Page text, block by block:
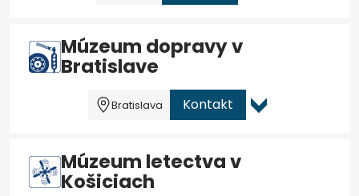
Múzeum dopravy v
Bratislave
Bratislava Kontakt
Múzeum letectva v
Košiciach